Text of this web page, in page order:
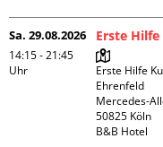
Sa. 29.08.2026
14:15 - 21:45
Uhr
Erste Hilfe
Erste Hilfe
Ehrenfeld
Mercedes-
50825 Köln
B&B Hotel